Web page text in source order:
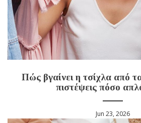
Πώς βγαίνει η τσίχλα από
πιστέψεις πόσο
Jun 23, 2026